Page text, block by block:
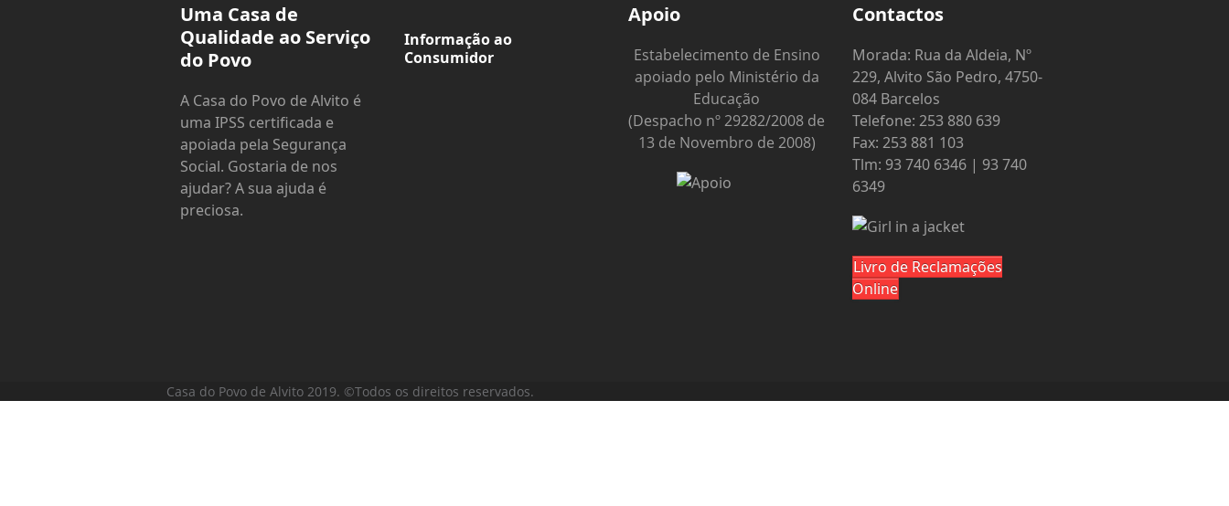
Uma Casa de
Qualidade ao Serviço
do Povo
A Casa do Povo de Alvito é
uma IPSS certificada e
apoiada pela Segurança
Social. Gostaria de nos
ajudar? A sua ajuda é
preciosa.
Informação ao
Consumidor
Apoio
Estabelecimento de Ensino
apoiado pelo Ministério da
Educação
(Despacho nº 29282/2008 de
13 de Novembro de 2008)
Contactos
Morada: Rua da Aldeia, Nº
229, Alvito São Pedro, 4750-
084 Barcelos
Telefone: 253 880 639
Fax: 253 881 103
Tlm: 93 740 6346 | 93 740
6349
Livro de Reclamações
Online
Casa do Povo de Alvito 2019. ©Todos os direitos reservados.